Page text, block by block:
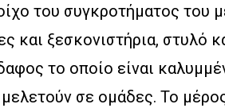
του συγκροτήματος του
και ξεσκονιστήρια, στυλό
το οποίο είναι
μελετούν σε ομάδες. Το